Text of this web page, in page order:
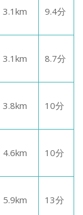
3.1 km 9.4分
3.1 km 8.7分
3.8km 10分
4.6km 10分
5.9km 13分